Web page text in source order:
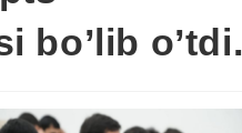
bo’lib o’tdi.